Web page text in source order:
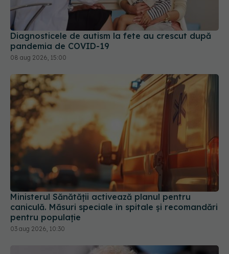
Diagnosticele de autism la fete au crescut după
pandemia de COVID-19
08 aug 2026, 15:00
Ministerul Sănătății activează planul pentru
caniculă. Măsuri speciale în spitale și recomandări
pentru populație
03 aug 2026, 10:30